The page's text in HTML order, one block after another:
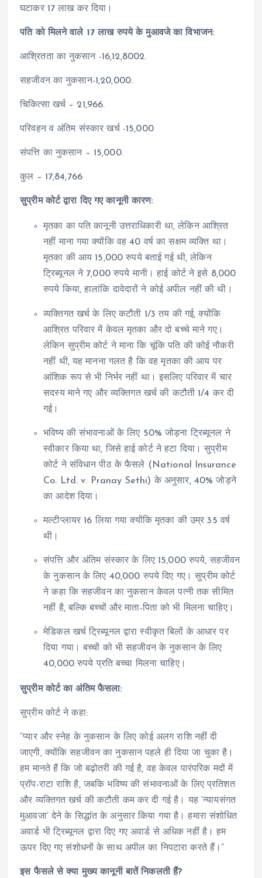
घटाकर 17 लाख कर दिया।
पति को मिलने वाले 17 लाख रुपये के मुआवजे का विभाजन:
आश्रितता का नुकसान -16,12,8002.
सहजीवन का नुकसान-1,20,000.
चिकित्सा खर्च – 21,966.
परिवहन व अंतिम संस्कार खर्च -15,000
संपत्ति का नुकसान – 15,000.
कुल – 17,84,766
सुप्रीम कोर्ट द्वारा दिए गए कानूनी कारण:
मृतका का पति कानूनी उत्तराधिकारी था, लेकिन आश्रित
नहीं माना गया क्योंकि वह 40 वर्ष का सक्षम व्यक्ति था।
मृतका की आय 15,000 रुपये बताई गई थी, लेकिन
ट्रिब्यूनल ने 7,000 रुपये मानी। हाई कोर्ट ने इसे 8,000
रुपये किया, हालांकि दावेदारों ने कोई अपील नहीं की थी।
व्यक्तिगत खर्च के लिए कटौती 1/3 तय की गई, क्योंकि
आश्रित परिवार में केवल मृतका और दो बच्चे माने गए।
लेकिन सुप्रीम कोर्ट ने माना कि चूंकि पति की कोई नौकरी
नहीं थी, यह मानना गलत है कि वह मृतका की आय पर
आंशिक रूप से भी निर्भर नहीं था। इसलिए परिवार में चार
सदस्य माने गए और व्यक्तिगत खर्च की कटौती 1/4 कर दी
गई।
भविष्य की संभावनाओं के लिए 50% जोड़ना ट्रिब्यूनल ने
स्वीकार किया था, जिसे हाई कोर्ट ने हटा दिया। सुप्रीम
कोर्ट ने संविधान पीठ के फैसले (National Insurance
Co. Ltd. v. Pranay Sethi) के अनुसार, 40% जोड़ने
का आदेश दिया।
मल्टीप्लायर 16 लिया गया क्योंकि मृतका की उम्र 35 वर्ष
थी।
संपत्ति और अंतिम संस्कार के लिए 15,000 रुपये, सहजीवन
के नुकसान के लिए 40,000 रुपये दिए गए। सुप्रीम कोर्ट
ने कहा कि सहजीवन का नुकसान केवल पत्नी तक सीमित
नहीं है, बल्कि बच्चों और माता-पिता को भी मिलना चाहिए।
मेडिकल खर्च ट्रिब्यूनल द्वारा स्वीकृत बिलों के आधार पर
दिया गया। बच्चों को भी सहजीवन के नुकसान के लिए
40,000 रुपये प्रति बच्चा मिलना चाहिए।
सुप्रीम कोर्ट का अंतिम फैसला:
सुप्रीम कोर्ट ने कहा:
“प्यार और स्नेह के नुकसान के लिए कोई अलग राशि नहीं दी
जाएगी, क्योंकि सहजीवन का नुकसान पहले ही दिया जा चुका है।
हम मानते हैं कि जो बढ़ोतरी की गई है, वह केवल पारंपरिक मदों में
प्रॉप-राटा राशि है, जबकि भविष्य की संभावनाओं के लिए प्रतिशत
और व्यक्तिगत खर्च की कटौती कम कर दी गई है। यह ‘न्यायसंगत
मुआवजा’ देने के सिद्धांत के अनुसार किया गया है। हमारा संशोधित
अवार्ड भी ट्रिब्यूनल द्वारा दिए गए अवार्ड से अधिक नहीं है। हम
ऊपर दिए गए संशोधनों के साथ अपील का निपटारा करते हैं।”
इस फैसले से क्या मुख्य कानूनी बातें निकलती हैं?